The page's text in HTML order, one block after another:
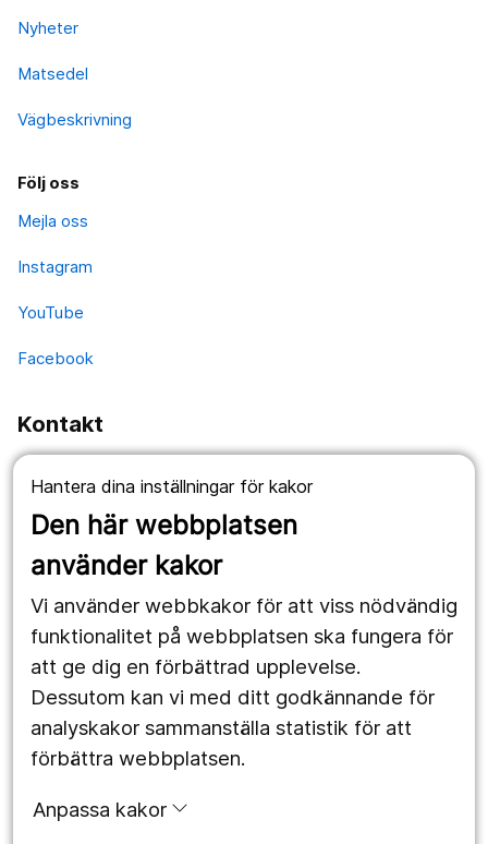
Hantera dina inställningar för kakor
Den här webbplatsen
använder kakor
Vi använder webbkakor för att viss nödvändig
funktionalitet på webbplatsen ska fungera för
att ge dig en förbättrad upplevelse.
Dessutom kan vi med ditt godkännande för
analyskakor sammanställa statistik för att
förbättra webbplatsen.
Anpassa kakor
Nyheter
Matsedel
Vägbeskrivning
Följ oss
Mejla oss
Instagram
YouTube
Facebook
Kontakt
Fellingsbro:
Fellingsbro folkhögskola
Postadress: Box 4
Besöksadress: Bergsvägen 2
Örebro:
Fellingsbro folkhögskola
Klerkgatan 16